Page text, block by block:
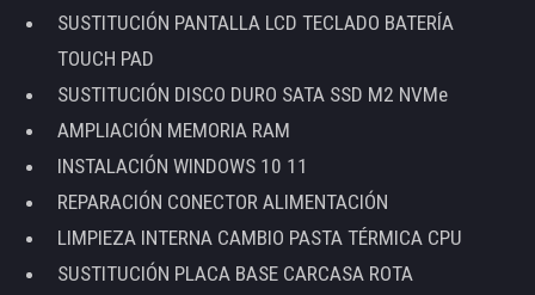
SUSTITUCIÓN PANTALLA LCD TECLADO BATERÍA
TOUCH PAD
SUSTITUCIÓN DISCO DURO SATA SSD M2 NVMe
AMPLIACIÓN MEMORIA RAM
INSTALACIÓN WINDOWS 10 11
REPARACIÓN CONECTOR ALIMENTACIÓN
LIMPIEZA INTERNA CAMBIO PASTA TÉRMICA CPU
SUSTITUCIÓN PLACA BASE CARCASA ROTA